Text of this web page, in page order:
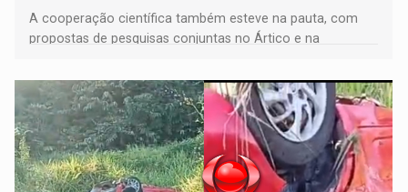
A cooperação científica também esteve na pauta, com
propostas de pesquisas conjuntas no Ártico e na